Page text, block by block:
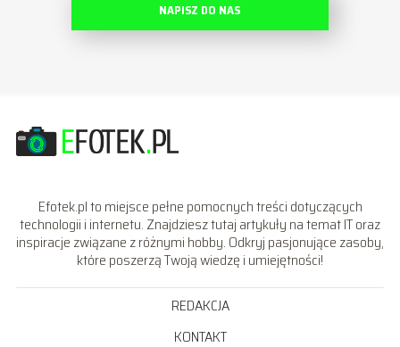
NAPISZ DO NAS
Efotek.pl to miejsce pełne pomocnych treści dotyczących
technologii i internetu. Znajdziesz tutaj artykuły na temat IT oraz
inspiracje związane z różnymi hobby. Odkryj pasjonujące zasoby,
które poszerzą Twoją wiedzę i umiejętności!
REDAKCJA
KONTAKT